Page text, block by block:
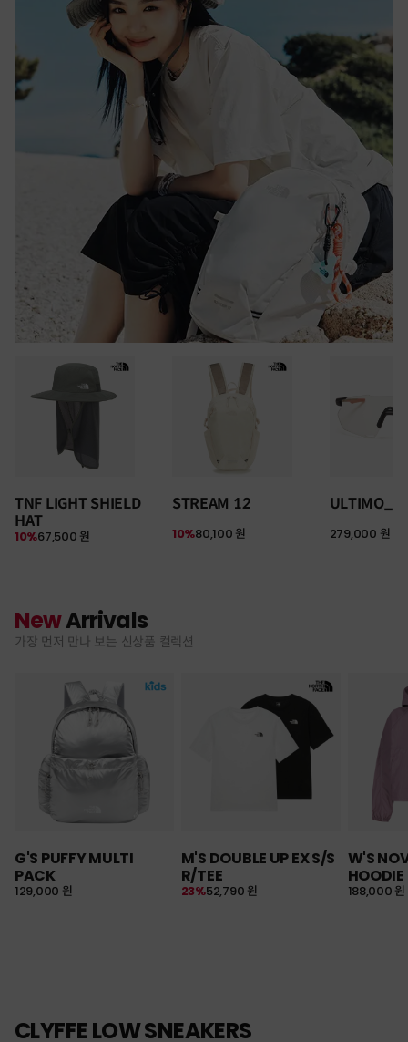
TNF LIGHT SHIELD
HAT
67,500 원
10%
STREAM 12
80,100 원
10% 279,000 원
NewArrivals
가장 먼저 만나 보는 신상품 컬렉션
G'S PUFFY MULTI
PACK
129,000 원
M'S DOUBLE UP EX S/S
R/TEE
52,790 원
23%
W'S
HOODIE
188,000 원
CLYFFE LOW SNEAKERS